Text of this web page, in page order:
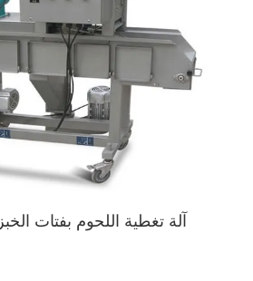
آلة تغطية اللحوم بفتات الخبز SXJ200-II